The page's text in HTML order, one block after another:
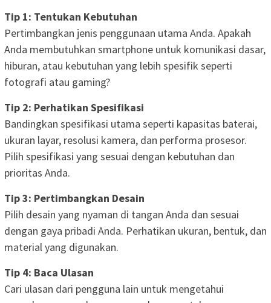
Tip 1: Tentukan Kebutuhan
Pertimbangkan jenis penggunaan utama Anda. Apakah
Anda membutuhkan smartphone untuk komunikasi dasar,
hiburan, atau kebutuhan yang lebih spesifik seperti
fotografi atau gaming?
Tip 2: Perhatikan Spesifikasi
Bandingkan spesifikasi utama seperti kapasitas baterai,
ukuran layar, resolusi kamera, dan performa prosesor.
Pilih spesifikasi yang sesuai dengan kebutuhan dan
prioritas Anda.
Tip 3: Pertimbangkan Desain
Pilih desain yang nyaman di tangan Anda dan sesuai
dengan gaya pribadi Anda. Perhatikan ukuran, bentuk, dan
material yang digunakan.
Tip 4: Baca Ulasan
Cari ulasan dari pengguna lain untuk mengetahui